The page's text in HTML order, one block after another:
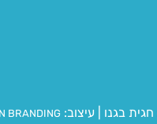
חגית בגנו עיצוב: BRANDING